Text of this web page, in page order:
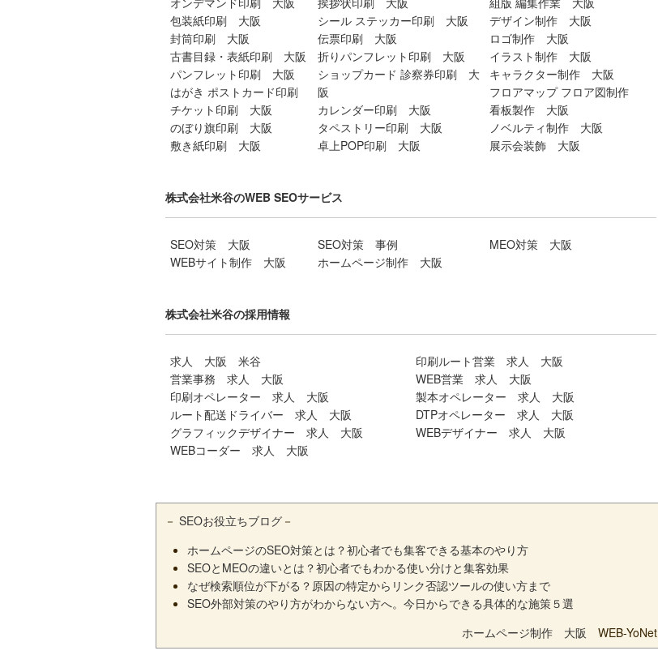
包装紙印刷 大阪
封筒印刷 大阪
古書目録・表紙印刷 大阪
パンフレット印刷 大阪
はがき ポストカード印刷
チケット印刷 大阪
のぼり旗印刷 大阪
敷き紙印刷 大阪
シール ステッカー印刷 大阪
伝票印刷 大阪
折りパンフレット印刷 大阪
ショップカード 診察券印刷 大
阪
カレンダー印刷 大阪
タペストリー印刷 大阪
卓上POP印刷 大阪
デザイン制作 大阪
ロゴ制作 大阪
イラスト制作 大阪
キャラクター制作 大阪
フロアマップ フロア図制作
看板製作 大阪
ノベルティ制作 大阪
展示会装飾 大阪
株式会社米谷のWEB SEOサービス
SEO対策 大阪
WEBサイト制作 大阪
SEO対策 事例
ホームページ制作 大阪
MEO対策 大阪
株式会社米谷の採用情報
求人 大阪 米谷
営業事務 求人 大阪
印刷オペレーター 求人 大阪
ルート配送ドライバー 求人 大阪
グラフィックデザイナー 求人 大阪
WEBコーダー 求人 大阪
印刷ルート営業 求人 大阪
WEB営業 求人 大阪
製本オペレーター 求人 大阪
DTPオペレーター 求人 大阪
WEBデザイナー 求人 大阪
－ SEOお役立ちブログ －
ホームページのSEO対策とは？初心者でも集客できる基本のやり方
SEOとMEOの違いとは？初心者でもわかる使い分けと集客効果
なぜ検索順位が下がる？原因の特定からリンク否認ツールの使い方まで
SEO外部対策のやり方がわからない方へ。今日からできる具体的な施策５選
ホームページ制作 大阪 WEB-YoNet